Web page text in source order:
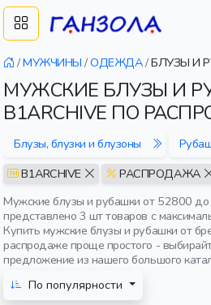
/МУЖЧИНЫ /ОДЕЖДА/БЛУЗЫ И
МУЖСКИЕ БЛУЗЫ И
B1ARCHIVE ПО
Блузы, блузки и блузоны
B1ARCHIVE
РАСПРОДАЖА
Мужские блузы и рубашки от 52800
представлено 3 шт товаров с
Купить мужские блузы и рубашки от
распродаже проще простого -
предложение из нашего большого
По популярности